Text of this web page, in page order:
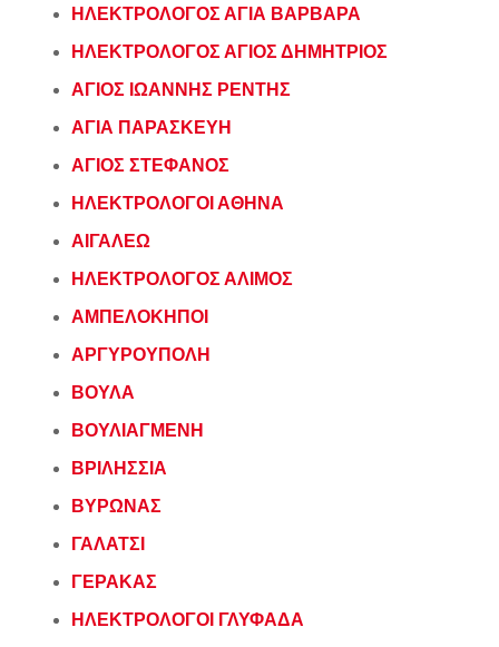
ΗΛΕΚΤΡΟΛΟΓΟΣ ΑΓΙΑ ΒΑΡΒΑΡΑ
ΗΛΕΚΤΡΟΛΟΓΟΣ ΑΓΙΟΣ ΔΗΜΗΤΡΙΟΣ
ΑΓΙΟΣ ΙΩΑΝΝΗΣ ΡΕΝΤΗΣ
ΑΓΙΑ ΠΑΡΑΣΚΕΥΗ
ΑΓΙΟΣ ΣΤΕΦΑΝΟΣ
ΗΛΕΚΤΡΟΛΟΓΟΙ ΑΘΗΝΑ
ΑΙΓΑΛΕΩ
ΗΛΕΚΤΡΟΛΟΓΟΣ ΑΛΙΜΟΣ
ΑΜΠΕΛΟΚΗΠΟΙ
ΑΡΓΥΡΟΥΠΟΛΗ
ΒΟΥΛΑ
ΒΟΥΛΙΑΓΜΕΝΗ
ΒΡΙΛΗΣΣΙΑ
ΒΥΡΩΝΑΣ
ΓΑΛΑΤΣΙ
ΓΕΡΑΚΑΣ
ΗΛΕΚΤΡΟΛΟΓΟΙ ΓΛΥΦΑΔΑ